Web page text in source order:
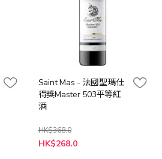
Saint Mas - 法國聖瑪仕
得獎Master 503平等紅
酒
HK$368.0
特
殊
HK$268.0